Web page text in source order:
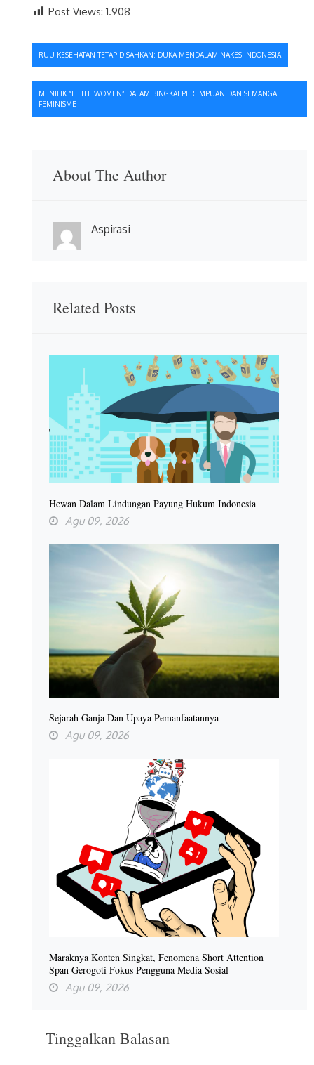
Post Views: 1.908
Navigasi
pos
RUU KESEHATAN TETAP DISAHKAN: DUKA MENDALAM NAKES INDONESIA
MENILIK “LITTLE WOMEN” DALAM BINGKAI PEREMPUAN DAN SEMANGAT
FEMINISME
About The Author
Aspirasi
Related Posts
Hewan Dalam Lindungan Payung Hukum Indonesia
Agu 09, 2026
Sejarah Ganja Dan Upaya Pemanfaatannya
Agu 09, 2026
Maraknya Konten Singkat, Fenomena Short Attention
Span Gerogoti Fokus Pengguna Media Sosial
Agu 09, 2026
Tinggalkan Balasan